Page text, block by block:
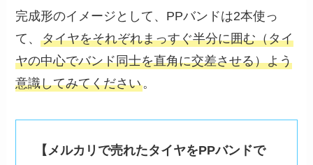
完成形のイメージとして、PPバンドは2本使っ
て、タイヤをそれぞれまっすぐ半分に囲む（タイ
ヤの中心でバンド同士を直角に交差させる）よう
意識してみてください。
【メルカリで売れたタイヤをPPバンドで